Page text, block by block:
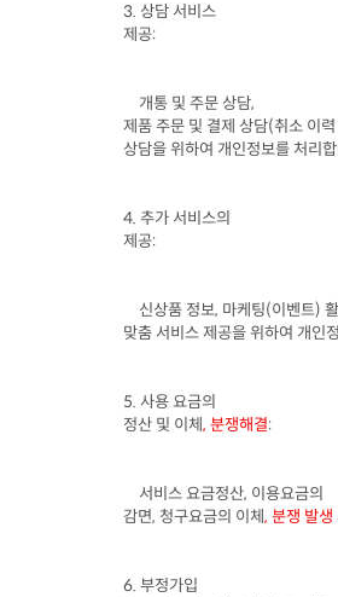
3. 상담 서비스
제공:
개통 및 주문 상담
제품 주문 및 결제 상담(취소 이
상담을 위하여 개인정보를 처리
4. 추가 서비스의
제공:
신상품 정보, 마케팅(이벤트)
맞춤 서비스 제공을 위하여 개인
5. 사용 요금의
정산 및 이체, 분쟁해결:
서비스 요금정산, 이용요금의
감면, 청구요금의 이체, 분쟁 발생
6. 부정가입